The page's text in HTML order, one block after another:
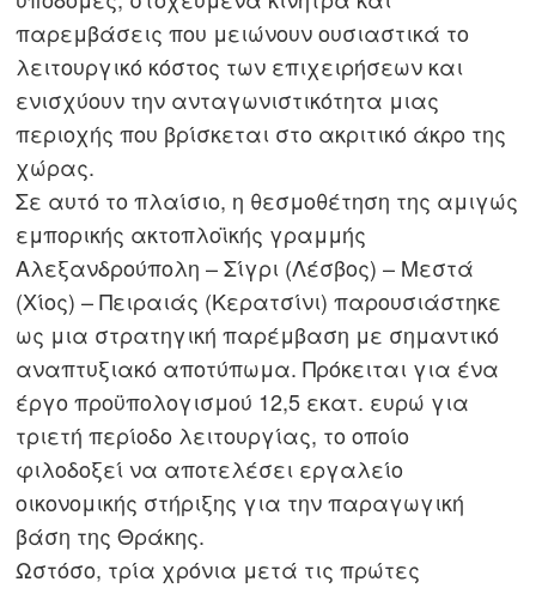
παρεμβάσεις που μειώνουν ουσιαστικά το
λειτουργικό κόστος των επιχειρήσεων και
ενισχύουν την ανταγωνιστικότητα μιας
περιοχής που βρίσκεται στο ακριτικό άκρο της
χώρας.
Σε αυτό το πλαίσιο, η θεσμοθέτηση της αμιγώς
εμπορικής ακτοπλοϊκής γραμμής
Αλεξανδρούπολη – Σίγρι (Λέσβος) – Μεστά
(Χίος) – Πειραιάς (Κερατσίνι) παρουσιάστηκε
ως μια στρατηγική παρέμβαση με σημαντικό
αναπτυξιακό αποτύπωμα. Πρόκειται για ένα
έργο προϋπολογισμού 12,5 εκατ. ευρώ για
τριετή περίοδο λειτουργίας, το οποίο
φιλοδοξεί να αποτελέσει εργαλείο
οικονομικής στήριξης για την παραγωγική
βάση της Θράκης.
Ωστόσο, τρία χρόνια μετά τις πρώτες